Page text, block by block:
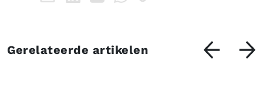
Gerelateerde artikelen